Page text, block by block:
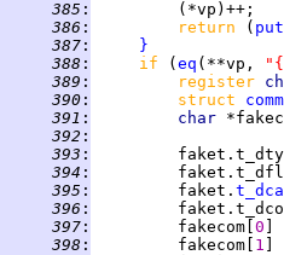
385 :
386 : return (
387 :
}
388 : if ( eq (**vp,
389 : register
390 : struct
391 : char
392 :
393 :
394 :
395 :
         faket.
396 :
397 :
         fakecom[
0
398 :
         fakecom[
1